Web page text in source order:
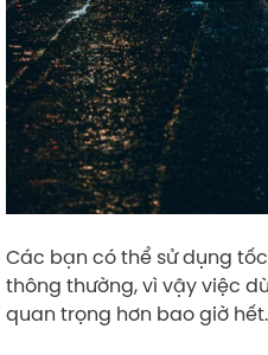
Các bạn có thể sử dụng
thông thường, vì vậy việc
quan trọng hơn bao giờ hết.